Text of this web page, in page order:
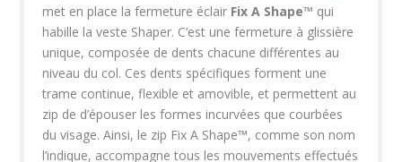
met en place la fermeture éclair Fix A Shape™ qui
habille la veste Shaper. C’est une fermeture à glissière
unique, composée de dents chacune différentes au
niveau du col. Ces dents spécifiques forment une
trame continue, flexible et amovible, et permettent au
zip de d’épouser les formes incurvées que courbées
du visage. Ainsi, le zip Fix A Shape™, comme son nom
l’indique, accompagne tous les mouvements effectués